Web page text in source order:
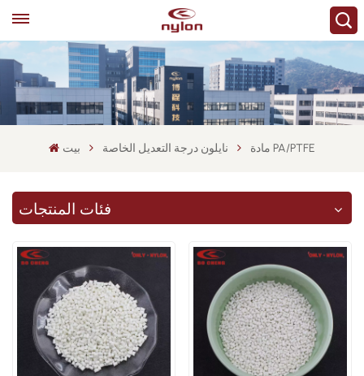
بيت نايلون درجة التعديل الخاصة مادة PA/PTFE
فئات المنتجات